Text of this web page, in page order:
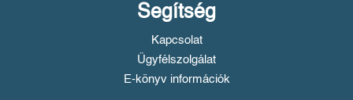
Segítség
Kapcsolat
Ügyfélszolgálat
E-könyv információk